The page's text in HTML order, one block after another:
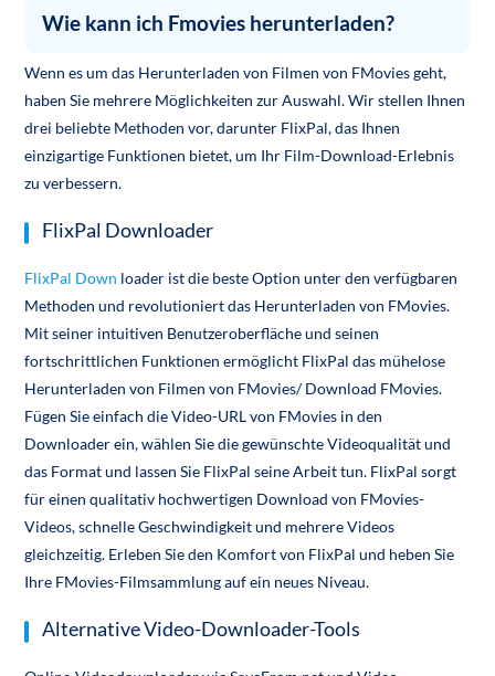
Wie kann ich Fmovies herunterladen?
Wenn es um das Herunterladen von Filmen von FMovies geht,
haben Sie mehrere Möglichkeiten zur Auswahl. Wir stellen Ihnen
drei beliebte Methoden vor, darunter FlixPal, das Ihnen
einzigartige Funktionen bietet, um Ihr Film-Download-Erlebnis
zu verbessern.
FlixPal Downloader
FlixPal Down loader ist die beste Option unter den verfügbaren
Methoden und revolutioniert das Herunterladen von FMovies.
Mit seiner intuitiven Benutzeroberfläche und seinen
fortschrittlichen Funktionen ermöglicht FlixPal das mühelose
Herunterladen von Filmen von FMovies/ Download FMovies.
Fügen Sie einfach die Video-URL von FMovies in den
Downloader ein, wählen Sie die gewünschte Videoqualität und
das Format und lassen Sie FlixPal seine Arbeit tun. FlixPal sorgt
für einen qualitativ hochwertigen Download von FMovies-
Videos, schnelle Geschwindigkeit und mehrere Videos
gleichzeitig. Erleben Sie den Komfort von FlixPal und heben Sie
Ihre FMovies-Filmsammlung auf ein neues Niveau.
Alternative Video-Downloader-Tools